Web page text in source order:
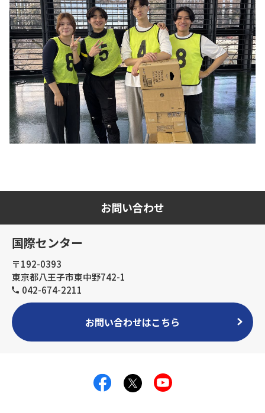
お問い合わせ
国際センター
〒192-0393
東京都八王子市東中野742-1
042-674-2211
お問い合わせはこちら